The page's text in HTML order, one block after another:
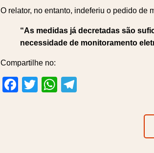
O relator, no entanto, indeferiu o pedido de
“As medidas já decretadas são
necessidade de monitoramento
Compartilhe no:
Facebook
TwitterWhatsApp